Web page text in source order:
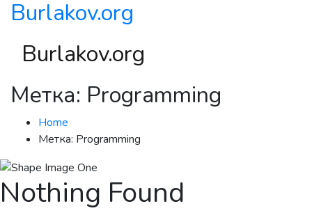
Burlakov.org
Burlakov.org
Метка: Programming
Home
Метка: Programming
Nothing Found